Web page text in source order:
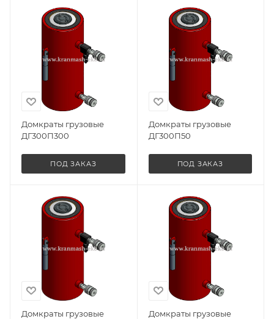
Домкраты грузовые
ДГ300П300
ПОД ЗАКАЗ
Домкраты грузовые
ДГ300П50
ПОД ЗАКАЗ
Домкраты грузовые
Домкраты грузовые